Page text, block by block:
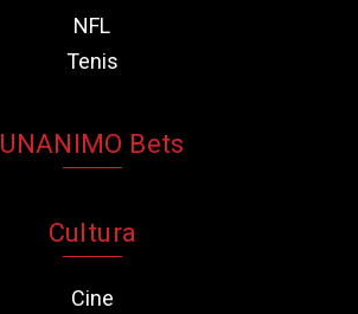
NFL
Tenis
UNANIMO Bets
Cultura
Cine